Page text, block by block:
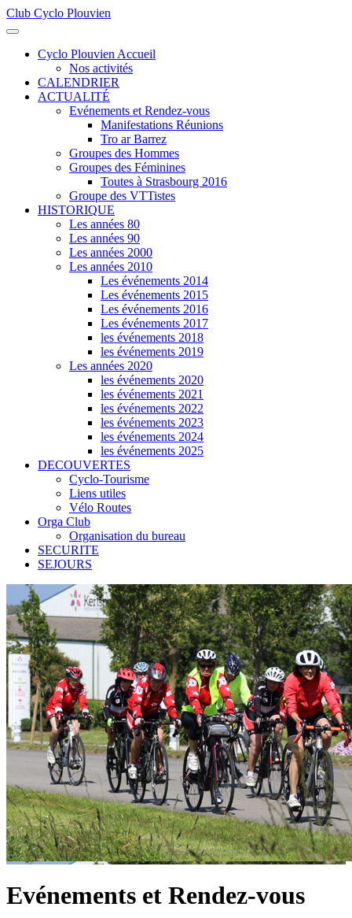
Club Cyclo Plouvien
Cyclo Plouvien Accueil
Nos activités
CALENDRIER
ACTUALITÉ
Evénements et Rendez-vous
Manifestations Réunions
Tro ar Barrez
Groupes des Hommes
Groupes des Féminines
Toutes à Strasbourg 2016
Groupe des VTTistes
HISTORIQUE
Les années 80
Les années 90
Les années 2000
Les années 2010
Les événements 2014
Les événements 2015
Les événements 2016
Les événements 2017
les événements 2018
les événements 2019
Les années 2020
les événements 2020
les événements 2021
les événements 2022
les événements 2023
les événements 2024
les événements 2025
DECOUVERTES
Cyclo-Tourisme
Liens utiles
Vélo Routes
Orga Club
Organisation du bureau
SECURITE
SEJOURS
Evénements et Rendez-vous
précédente
précédent
suivante
suivant